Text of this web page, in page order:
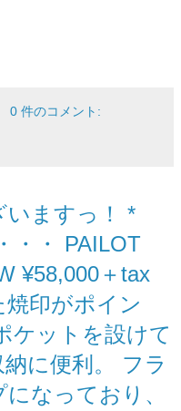
0 件のコメント:
いますっ！ *
・・ PAILOT
¥58,000＋tax
印がポイン
ケットを設けて
に便利。 フラ
なっており、